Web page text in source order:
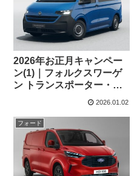
2026年お正月キャンペー
ン(1)｜フォルクスワーゲ
ン トランスポーター・コ
2026.01.02
フォード